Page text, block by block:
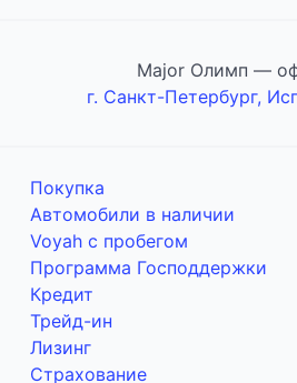
Major Олимп —
г. Санкт-Петербург,
Покупка
Автомобили в наличии
Voyah с пробегом
Программа Господдержки
Кредит
Трейд-ин
Лизинг
Страхование